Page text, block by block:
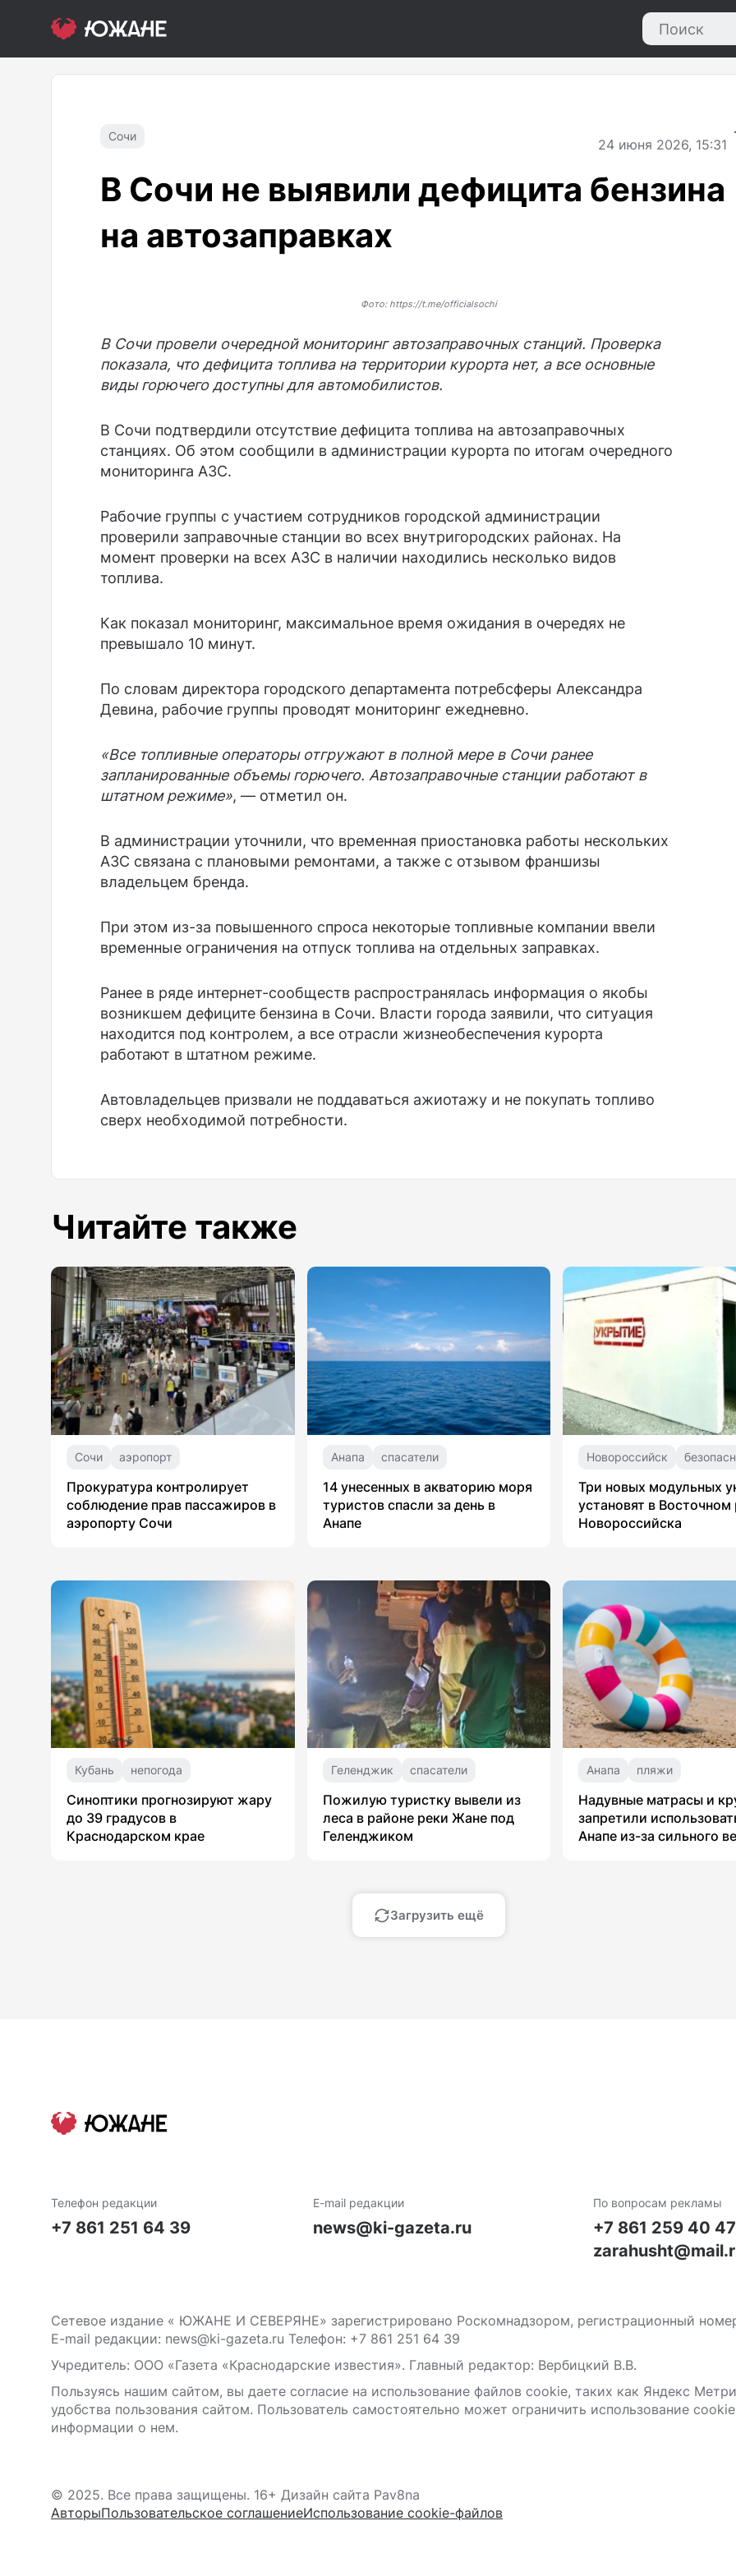
Сочи
24 июня 2026, 15:31
В Сочи не выявили дефицита бензина
на автозаправках
Фото: https://t.me/officialsochi
В Сочи провели очередной мониторинг автозаправочных станций. Проверка
показала, что дефицита топлива на территории курорта нет, а все основные
виды горючего доступны для автомобилистов.
В Сочи подтвердили отсутствие дефицита топлива на автозаправочных
станциях. Об этом сообщили в администрации курорта по итогам очередного
мониторинга АЗС.
Рабочие группы с участием сотрудников городской администрации
проверили заправочные станции во всех внутригородских районах. На
момент проверки на всех АЗС в наличии находились несколько видов
топлива.
Как показал мониторинг, максимальное время ожидания в очередях не
превышало 10 минут.
По словам директора городского департамента потребсферы Александра
Девина, рабочие группы проводят мониторинг ежедневно.
«Все топливные операторы отгружают в полной мере в Сочи ранее
запланированные объемы горючего. Автозаправочные станции работают в
штатном режиме», — отметил он.
В администрации уточнили, что временная приостановка работы нескольких
АЗС связана с плановыми ремонтами, а также с отзывом франшизы
владельцем бренда.
При этом из-за повышенного спроса некоторые топливные компании ввели
временные ограничения на отпуск топлива на отдельных заправках.
Ранее в ряде интернет-сообществ распространялась информация о якобы
возникшем дефиците бензина в Сочи. Власти города заявили, что ситуация
находится под контролем, а все отрасли жизнеобеспечения курорта
работают в штатном режиме.
Автовладельцев призвали не поддаваться ажиотажу и не покупать топливо
сверх необходимой потребности.
Читайте также
Сочи аэропорт
Прокуратура контролирует
соблюдение прав пассажиров в
аэропорту Сочи
Анапа спасатели
14 унесенных в акваторию моря
туристов спасли за день в
Анапе
Новороссийск
Три новых модульных
установят в Восточном
Новороссийска
Кубань непогода
Синоптики прогнозируют жару
до 39 градусов в
Краснодарском крае
Геленджик спасатели
Пожилую туристку вывели из
леса в районе реки Жане под
Геленджиком
Анапа пляжи
Надувные матрасы и
запретили
Анапе из-за сильного
Загрузить ещё
Телефон редакции
+7 861 251 64 39
E-mail редакции
news@ki-gazeta.ru
По вопросам рекламы
+7 861 259 40 47
Сетевое издание « ЮЖАНЕ И СЕВЕРЯНЕ» зарегистрировано Роскомнадзором, регистрационный
E-mail редакции: news@ki-gazeta.ru Телефон: +7 861 251 64 39
Учредитель: ООО «Газета «Краснодарские известия». Главный редактор: Вербицкий В.В.
Пользуясь нашим сайтом, вы даете согласие на использование файлов сооkіе, таких как Яндекс
удобства пользования сайтом. Пользователь самостоятельно может ограничить использование
информации о нем.
© 2025. Все права защищены. 16+ Дизайн сайта Pav8na
АвторыПользовательское соглашениеИспользование cookie-файлов